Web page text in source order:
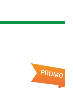
PROMO